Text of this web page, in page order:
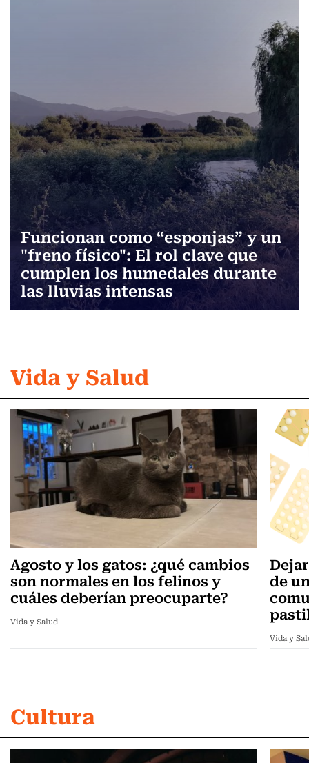
Funcionan como “esponjas” y un
"freno físico": El rol clave que
cumplen los humedales durante
las lluvias intensas
Vida y Salud
Agosto y los gatos: ¿qué cambios
son normales en los felinos y
cuáles deberían preocuparte?
Vida y Salud
de
Vida y
Cultura